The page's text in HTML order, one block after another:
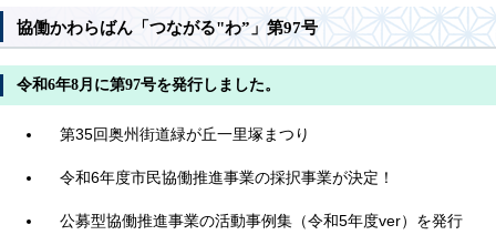
協働かわらばん「つながる"わ”」第97号
令和6年8月に第97号を発行しました。
第35回奥州街道緑が丘一里塚まつり
令和6年度市民協働推進事業の採択事業が決定！
公募型協働推進事業の活動事例集（令和5年度ver）を発行